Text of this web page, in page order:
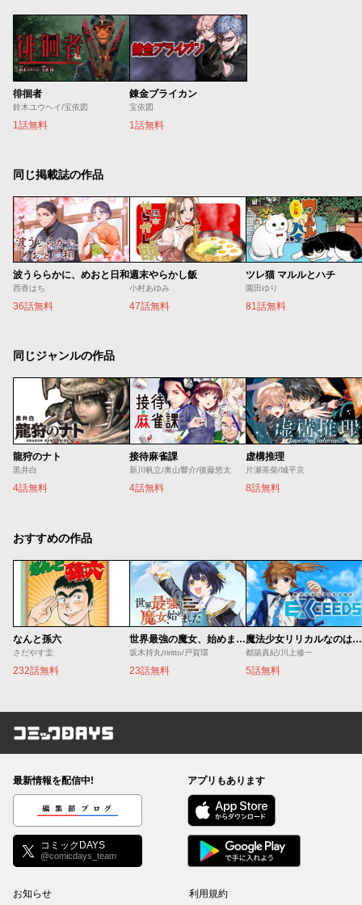
徘徊者
鈴木ユウヘイ/宝依図
1話無料
錬金ブライカン
宝依図
1話無料
同じ掲載誌の作品
波うららかに、めおと日和
西香はち
36話無料
週末やらかし飯
小村あゆみ
47話無料
ツレ猫 マルルとハチ
園田ゆり
81話無料
同じジャンルの作品
龍狩のナト
黒井白
4話無料
接待麻雀課
新川帆立/奥山響介/後藤悠太
4話無料
虚構推理
片瀬茶柴/城平京
8話無料
おすすめの作品
なんと孫六
さだやす圭
232話無料
世界最強の魔女、始めました ～私だけ『攻略サイト』を見れる世界で自由に生きます～
坂木持丸/riritto/戸賀環
23話無料
魔法少女リリカルなのは EXCEEDS
都築真紀/川上修一
5話無料
コミックDAYS
最新情報を配信中!
編集部ブログ
コミックDAYS
@comicdays_team
アプリもあります
お知らせ 利用規約